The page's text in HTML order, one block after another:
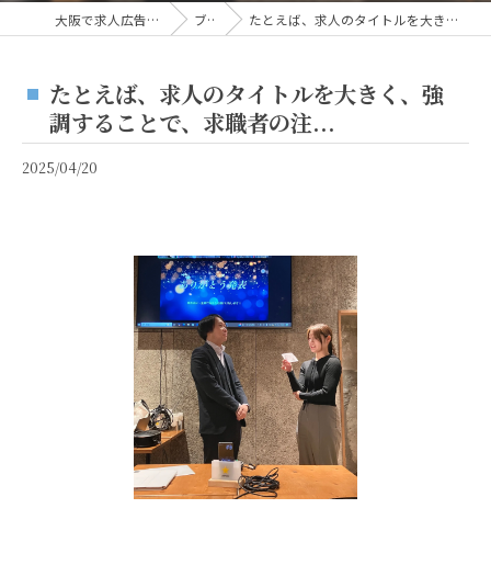
大阪で求人広告なら株式会社AOA ブログ たとえば、求人のタイトルを大きく、強調することで、求職者の注...
たとえば、求人のタイトルを大きく、強
調することで、求職者の注...
2025/04/20